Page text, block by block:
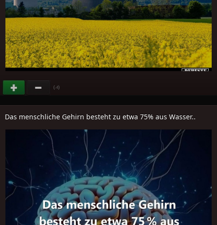
(-4)
Das menschliche Gehirn besteht zu etwa 75% aus Wasser..